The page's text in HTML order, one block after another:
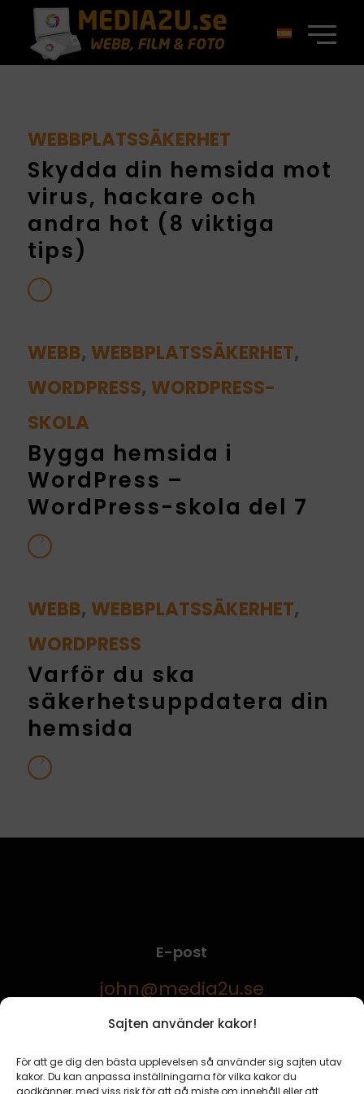
Sajten använder kakor!
För att ge dig den bästa upplevelsen så använder sig sajten utav
kakor. Du kan anpassa inställningarna för vilka kakor du
godkänner, med viss risk för att gå miste om innehåll eller att
WEBBPLATSSÄKERHET
Skydda din hemsida mot
virus, hackare och
andra hot (8 viktiga
tips)
WEBB, WEBBPLATSSÄKERHET,
WORDPRESS, WORDPRESS-
SKOLA
Bygga hemsida i
WordPress –
WordPress-skola del 7
WEBB, WEBBPLATSSÄKERHET,
WORDPRESS
Varför du ska
säkerhetsuppdatera din
hemsida
E-post
john@media2u.se
Telefon
0760-16 66 00